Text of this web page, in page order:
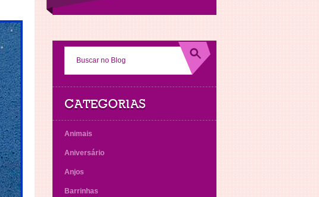
CATEGORIAS
Animais
Aniversário
Anjos
Barrinhas